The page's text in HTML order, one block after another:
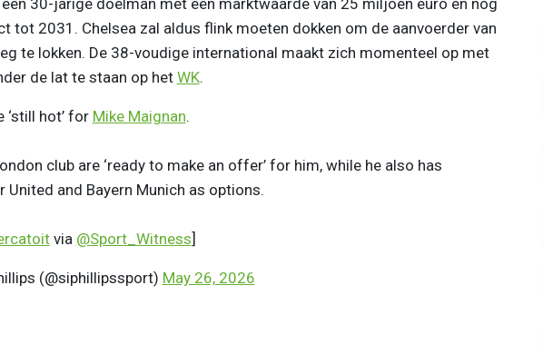
tot 2031. Chelsea zal aldus flink moeten dokken om de aanvoerder van
te lokken. De 38-voudige international maakt zich momenteel op met
de lat te staan op het WK.
‘still hot’ for Mike Maignan.
club are ‘ready to make an offer’ for him, while he also has
United and Bayern Munich as options.
via @Sport_Witness]
(@siphillipssport) May 26, 2026